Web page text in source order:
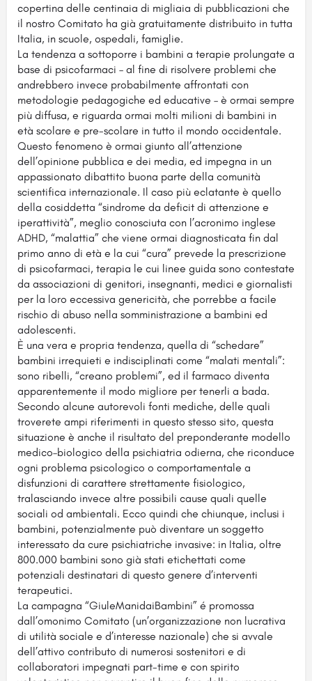
copertina delle centinaia di migliaia di pubblicazioni che
il nostro Comitato ha già gratuitamente distribuito in tutta
Italia, in scuole, ospedali, famiglie.
La tendenza a sottoporre i bambini a terapie prolungate a
base di psicofarmaci – al fine di risolvere problemi che
andrebbero invece probabilmente affrontati con
metodologie pedagogiche ed educative – è ormai sempre
più diffusa, e riguarda ormai molti milioni di bambini in
età scolare e pre-scolare in tutto il mondo occidentale.
Questo fenomeno è ormai giunto all’attenzione
dell’opinione pubblica e dei media, ed impegna in un
appassionato dibattito buona parte della comunità
scientifica internazionale. Il caso più eclatante è quello
della cosiddetta “sindrome da deficit di attenzione e
iperattività”, meglio conosciuta con l’acronimo inglese
ADHD, “malattia” che viene ormai diagnosticata fin dal
primo anno di età e la cui “cura” prevede la prescrizione
di psicofarmaci, terapia le cui linee guida sono contestate
da associazioni di genitori, insegnanti, medici e giornalisti
per la loro eccessiva genericità, che porrebbe a facile
rischio di abuso nella somministrazione a bambini ed
adolescenti.
È una vera e propria tendenza, quella di “schedare”
bambini irrequieti e indisciplinati come “malati mentali”:
sono ribelli, “creano problemi”, ed il farmaco diventa
apparentemente il modo migliore per tenerli a bada.
Secondo alcune autorevoli fonti mediche, delle quali
troverete ampi riferimenti in questo stesso sito, questa
situazione è anche il risultato del preponderante modello
medico–biologico della psichiatria odierna, che riconduce
ogni problema psicologico o comportamentale a
disfunzioni di carattere strettamente fisiologico,
tralasciando invece altre possibili cause quali quelle
sociali od ambientali. Ecco quindi che chiunque, inclusi i
bambini, potenzialmente può diventare un soggetto
interessato da cure psichiatriche invasive: in Italia, oltre
800.000 bambini sono già stati etichettati come
potenziali destinatari di questo genere d’interventi
terapeutici.
La campagna “GiuleManidaiBambini” é promossa
dall’omonimo Comitato (un’organizzazione non lucrativa
di utilità sociale e d’interesse nazionale) che si avvale
dell’attivo contributo di numerosi sostenitori e di
collaboratori impegnati part-time e con spirito